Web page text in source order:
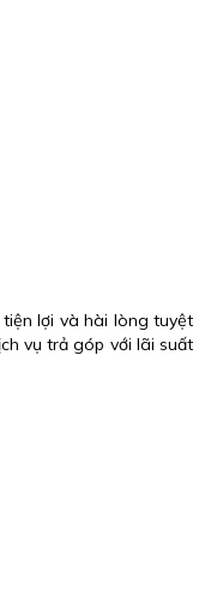
lợi và hài lòng tuyệt
vụ trả góp với lãi suất